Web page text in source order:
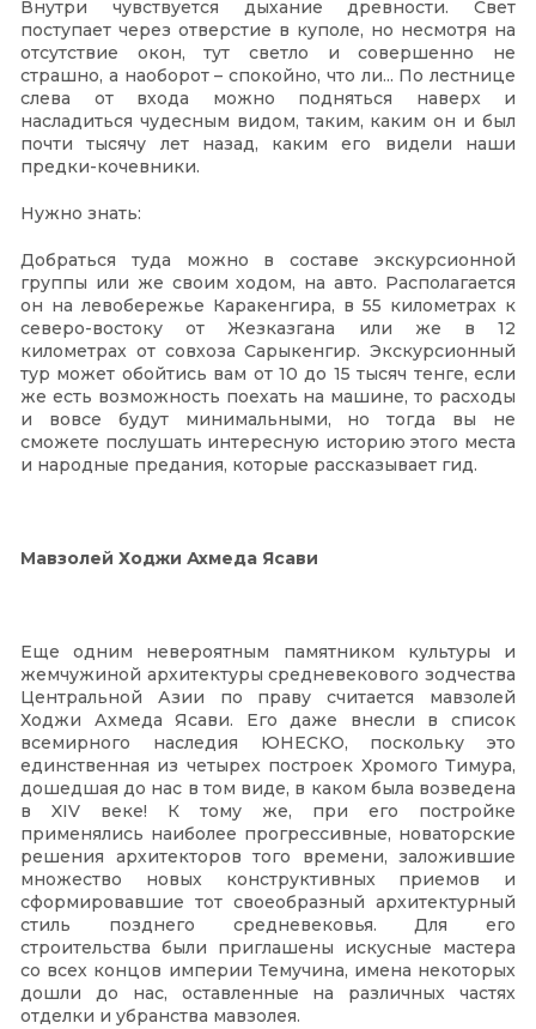
Внутри чувствуется дыхание древности. Свет
поступает через отверстие в куполе, но несмотря на
отсутствие окон, тут светло и совершенно не
страшно, а наоборот – спокойно, что ли... По лестнице
слева от входа можно подняться наверх и
насладиться чудесным видом, таким, каким он и был
почти тысячу лет назад, каким его видели наши
предки-кочевники.
Нужно знать:
Добраться туда можно в составе экскурсионной
группы или же своим ходом, на авто. Располагается
он на левобережье Каракенгира, в 55 километрах к
северо-востоку от Жезказгана или же в 12
километрах от совхоза Сарыкенгир. Экскурсионный
тур может обойтись вам от 10 до 15 тысяч тенге, если
же есть возможность поехать на машине, то расходы
и вовсе будут минимальными, но тогда вы не
сможете послушать интересную историю этого места
и народные предания, которые рассказывает гид.
Мавзолей Ходжи Ахмеда Ясави
Еще одним невероятным памятником культуры и
жемчужиной архитектуры средневекового зодчества
Центральной Азии по праву считается мавзолей
Ходжи Ахмеда Ясави. Его даже внесли в список
всемирного наследия ЮНЕСКО, поскольку это
единственная из четырех построек Хромого Тимура,
дошедшая до нас в том виде, в каком была возведена
в XIV веке! К тому же, при его постройке
применялись наиболее прогрессивные, новаторские
решения архитекторов того времени, заложившие
множество новых конструктивных приемов и
сформировавшие тот своеобразный архитектурный
стиль позднего средневековья. Для его
строительства были приглашены искусные мастера
со всех концов империи Темучина, имена некоторых
дошли до нас, оставленные на различных частях
отделки и убранства мавзолея.